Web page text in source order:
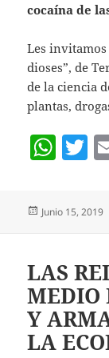
cocaína de
Les
dioses”, de
de la ciencia
plantas,
W
s
p
p
T
er
Publicado
Junio 15, 2019
LAS
MEDIO
Y
LA